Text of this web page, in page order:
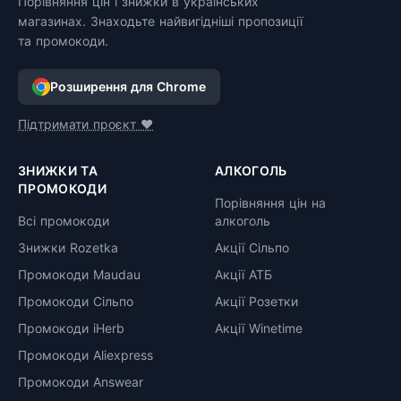
магазинах. Знаходьте найвигідніші пропозиції
та промокоди.
Розширення для Chrome
Підтримати проєкт ❤️
ЗНИЖКИ ТА
ПРОМОКОДИ
Всі промокоди
Знижки Rozetka
Промокоди Maudau
Промокоди Сільпо
Промокоди iHerb
Промокоди Aliexpress
Промокоди Answear
АЛКОГОЛЬ
Порівняння цін на
алкоголь
Акції Сільпо
Акції АТБ
Акції Розетки
Акції Winetime